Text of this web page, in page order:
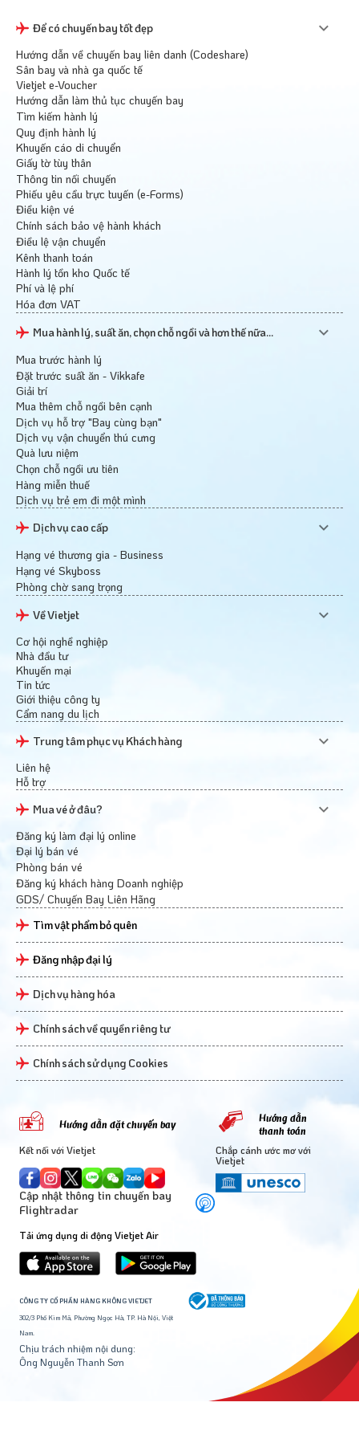
Để có chuyến bay tốt đẹp
Hướng dẫn về chuyến bay liên danh (Codeshare)
Sân bay và nhà ga quốc tế
Vietjet e-Voucher
Hướng dẫn làm thủ tục chuyến bay
Tìm kiếm hành lý
Quy định hành lý
Khuyến cáo di chuyển
Giấy tờ tùy thân
Thông tin nối chuyến
Phiếu yêu cầu trực tuyến (e-Forms)
Điều kiện vé
Chính sách bảo vệ hành khách
Điều lệ vận chuyển
Kênh thanh toán
Hành lý tồn kho Quốc tế
Phí và lệ phí
Hóa đơn VAT
Mua hành lý, suất ăn, chọn chỗ ngồi và hơn thế nữa...
Mua trước hành lý
Đặt trước suất ăn - Vikkafe
Giải trí
Mua thêm chỗ ngồi bên cạnh
Dịch vụ hỗ trợ "Bay cùng bạn"
Dịch vụ vận chuyển thú cưng
Quà lưu niệm
Chọn chỗ ngồi ưu tiên
Hàng miễn thuế
Dịch vụ trẻ em đi một mình
Dịch vụ cao cấp
Hạng vé thương gia - Business
Hạng vé Skyboss
Phòng chờ sang trọng
Về Vietjet
Cơ hội nghề nghiệp
Nhà đầu tư
Khuyến mại
Tin tức
Giới thiệu công ty
Cẩm nang du lịch
Trung tâm phục vụ Khách hàng
Liên hệ
Hỗ trợ
Mua vé ở đâu?
Đăng ký làm đại lý online
Đại lý bán vé
Phòng bán vé
Đăng ký khách hàng Doanh nghiệp
GDS/ Chuyến Bay Liên Hãng
Tìm vật phẩm bỏ quên
Đăng nhập đại lý
Dịch vụ hàng hóa
Chính sách về quyền riêng tư
Chính sách sử dụng Cookies
Hướng dẫn đặt chuyến bay
Hướng dẫn
thanh toán
Kết nối với Vietjet
Cập nhật thông tin chuyến bay
Flightradar
Chắp cánh ước mơ với
Vietjet
Tải ứng dụng di động Vietjet Air
CÔNG TY CỔ PHẦN HÀNG KHÔNG VIETJET
302/3 Phố Kim Mã, Phường Ngọc Hà, TP. Hà Nội, Việt
Nam.
Chịu trách nhiệm nội dung:
Ông Nguyễn Thanh Sơn